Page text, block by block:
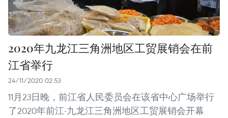
2020年九龙江三角洲地区工贸展销会在前
江省举行
24/11/2020 02:53
11月23日晚，前江省人民委员会在该省中心广场举行
了2020年前江-九龙江三角洲地区工贸展销会开幕